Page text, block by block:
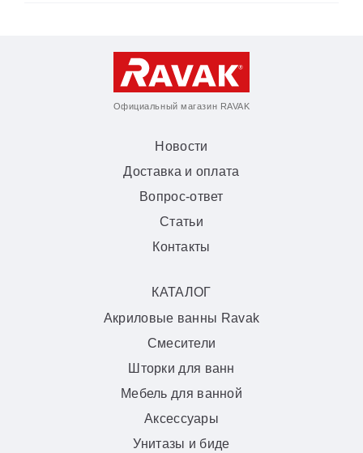
Официальный магазин RAVAK
Новости
Доставка и оплата
Вопрос-ответ
Статьи
Контакты
КАТАЛОГ
Акриловые ванны Ravak
Смесители
Шторки для ванн
Мебель для ванной
Аксессуары
Унитазы и биде